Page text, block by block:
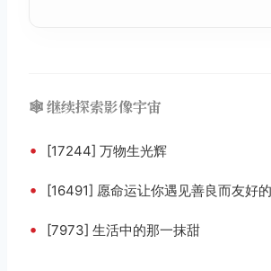
🕸️ 继续探索影像宇宙
• [17244] 万物生光辉
• [16491] 愿命运让你遇见善良而友好
• [7973] 生活中的那一抹甜